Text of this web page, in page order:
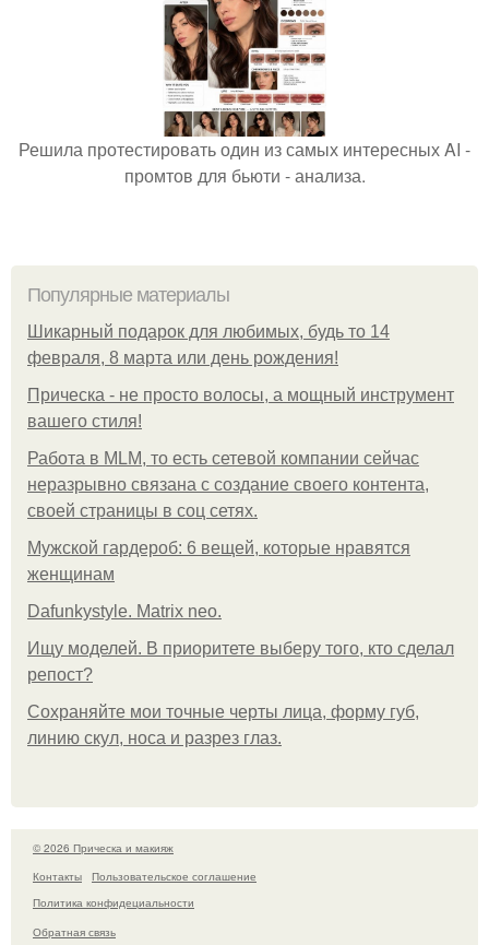
Решила протестировать один из самых интересных AI -
промтов для бьюти - анализа.
Популярные материалы
Шикарный подарок для любимых, будь то 14
февраля, 8 марта или день рождения!
Прическа - не просто волосы, а мощный инструмент
вашего стиля!
Работа в MLM, то есть сетевой компании сейчас
неразрывно связана с создание своего контента,
своей страницы в соц сетях.
Мужской гардероб: 6 вещей, которые нравятся
женщинам
Dafunkystyle. Matrix neo.
Ищу моделей. В приоритете выберу того, кто сделал
репост?
Сохраняйте мои точные черты лица, форму губ,
линию скул, носа и разрез глаз.
© 2026 Прическа и макияж
Контакты
Пользовательское соглашение
Политика конфидециальности
Обратная связь